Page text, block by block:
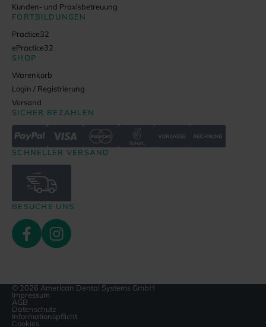
Kunden- und Praxisbetreuung
FORTBILDUNGEN
Practice32
ePractice32
SHOP
Warenkorb
Login / Registrierung
Versand
SICHER BEZAHLEN
SCHNELLER VERSAND
BESUCHE UNS
© 2026 American Dental Systems GmbH
Impressum
AGB
Datenschutz
Informationspflicht
Cookies